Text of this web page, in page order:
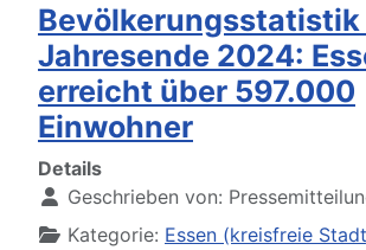
Bevölkerungsstatistik
Jahresende 2024:
erreicht über 597.000
Einwohner
Details
Geschrieben von:
Kategorie: Essen (kreisfreie